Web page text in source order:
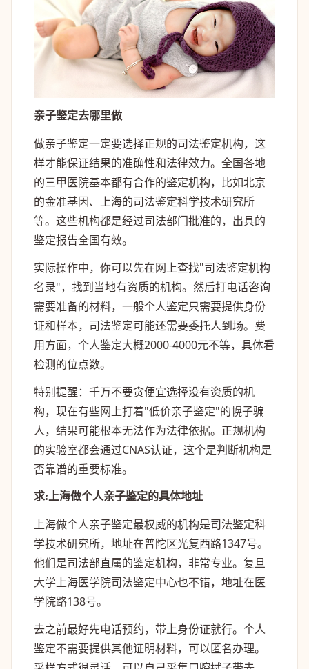
亲子鉴定去哪里做
做亲子鉴定一定要选择正规的司法鉴定机构，这
样才能保证结果的准确性和法律效力。全国各地
的三甲医院基本都有合作的鉴定机构，比如北京
的金准基因、上海的司法鉴定科学技术研究所
等。这些机构都是经过司法部门批准的，出具的
鉴定报告全国有效。
实际操作中，你可以先在网上查找"司法鉴定机构
名录"，找到当地有资质的机构。然后打电话咨询
需要准备的材料，一般个人鉴定只需要提供身份
证和样本，司法鉴定可能还需要委托人到场。费
用方面，个人鉴定大概2000-4000元不等，具体看
检测的位点数。
特别提醒：千万不要贪便宜选择没有资质的机
构，现在有些网上打着"低价亲子鉴定"的幌子骗
人，结果可能根本无法作为法律依据。正规机构
的实验室都会通过CNAS认证，这个是判断机构是
否靠谱的重要标准。
求:上海做个人亲子鉴定的具体地址
上海做个人亲子鉴定最权威的机构是司法鉴定科
学技术研究所，地址在普陀区光复西路1347号。
他们是司法部直属的鉴定机构，非常专业。复旦
大学上海医学院司法鉴定中心也不错，地址在医
学院路138号。
去之前最好先电话预约，带上身份证就行。个人
鉴定不需要提供其他证明材料，可以匿名办理。